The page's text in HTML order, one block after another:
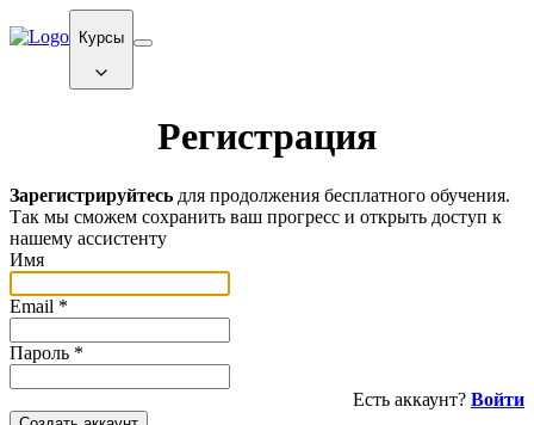
Курсы
Регистрация
Зарегистрируйтесь для продолжения бесплатного обучения.
Так мы сможем сохранить ваш прогресс и открыть доступ к
нашему ассистенту
Имя
Email *
Пароль *
Есть аккаунт? Войти